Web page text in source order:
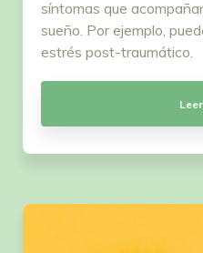
síntomas que
sueño. Por ejemplo,
estrés post-traumático.